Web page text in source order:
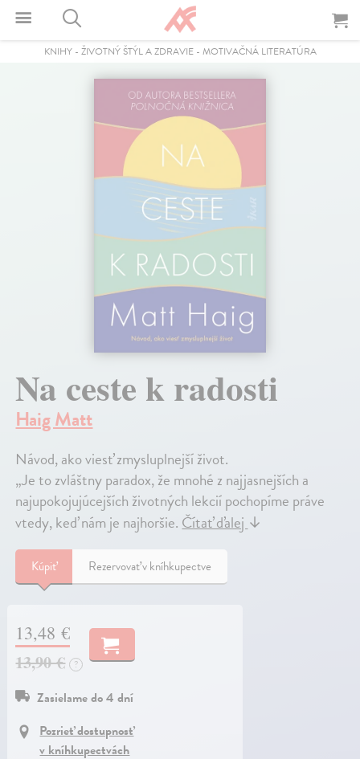
KNIHY- ŽIVOTNÝ ŠTÝL A ZDRAVIE- MOTIVAČNÁ LITERATÚRA
Na ceste k radosti
Haig Matt
Návod, ako viesť zmysluplnejší život.
„Je to zvláštny paradox, že mnohé z najjasnejších a
najupokojujúcejších životných lekcií pochopíme práve
vtedy, keď nám je najhoršie.Čítať ďalej↓
Kúpiť Rezervovať v kníhkupectve
13,48 €
13,90 €
?
Zasielame do 4 dní
Pozrieť dostupnosť
v kníhkupectvách